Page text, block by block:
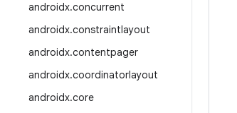
androidx.concurrent
androidx.constraintlayout
androidx.contentpager
androidx.coordinatorlayout
androidx.core